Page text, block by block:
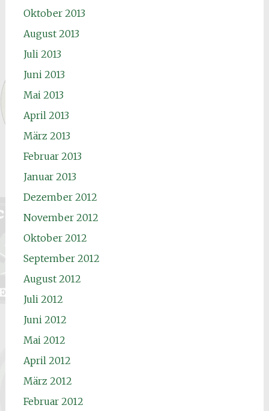
Oktober 2013
August 2013
Juli 2013
Juni 2013
Mai 2013
April 2013
März 2013
Februar 2013
Januar 2013
Dezember 2012
November 2012
Oktober 2012
September 2012
August 2012
Juli 2012
Juni 2012
Mai 2012
April 2012
März 2012
Februar 2012